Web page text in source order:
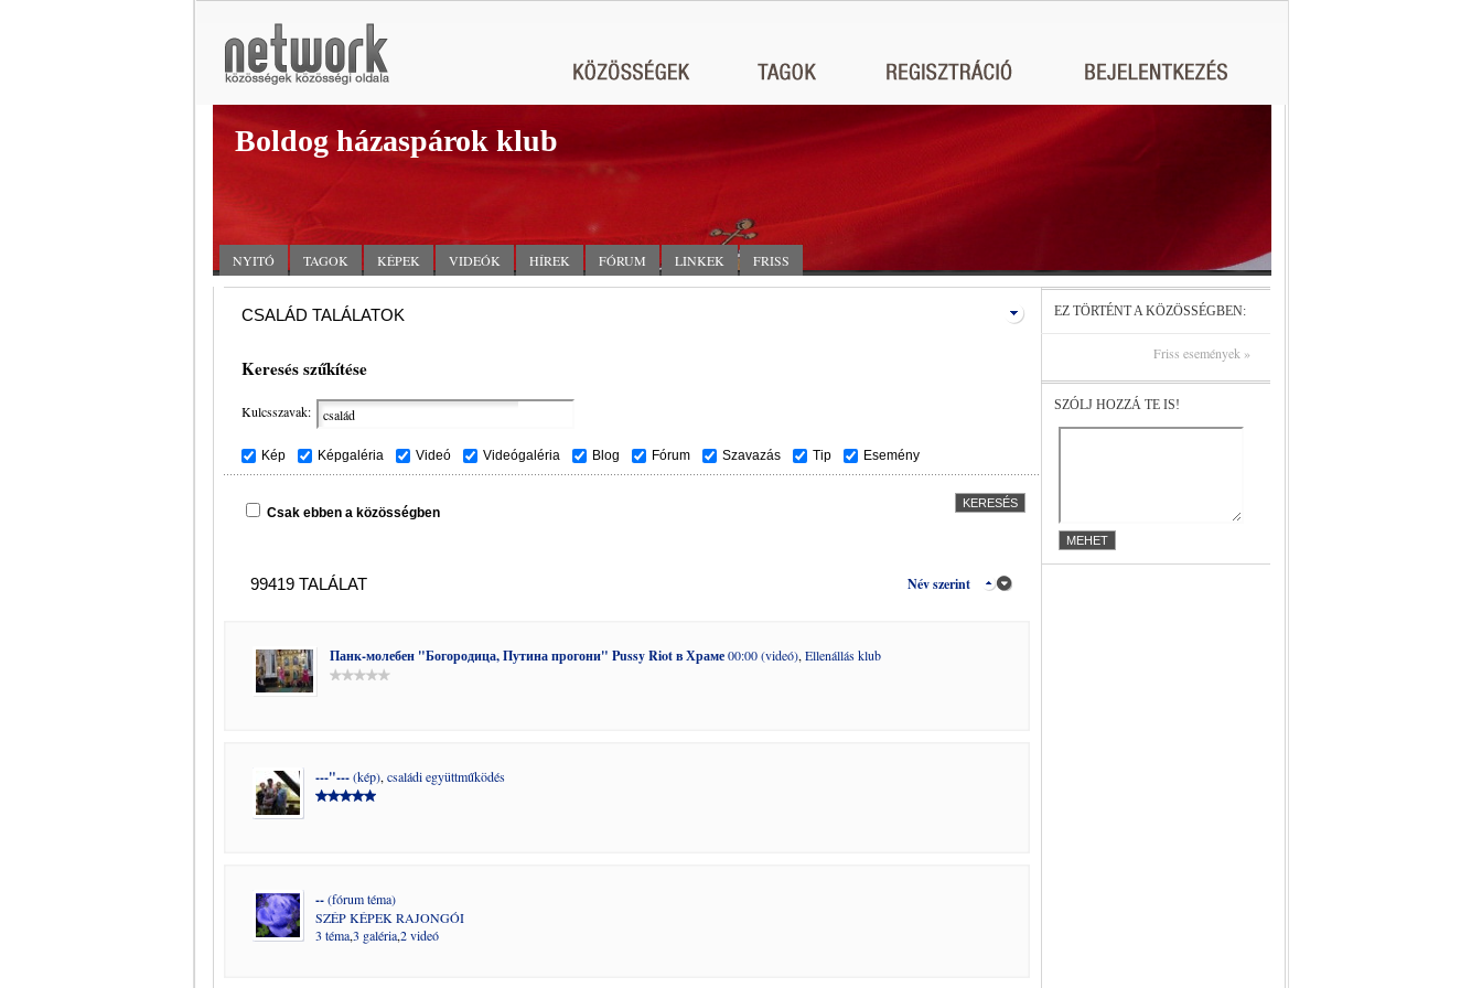
Boldog házaspárok klub
NYITÓ TAGOK KÉPEK VIDEÓK HÍREK FÓRUM LINKEK FRISS
CSALÁD TALÁLATOK
Keresés szűkítése
Kulcsszavak:
Kép Képgaléria Videó Videógaléria Blog Fórum Szavazás Tip Esemény
Csak ebben a közösségben
99419 TALÁLAT Név szerint
Панк-молебен "Богородица, Путина прогони" Pussy Riot в Храме00:00 (videó), Ellenállás klub
---"---(kép), családi együttműködés
--(fórum téma)
SZÉP KÉPEK RAJONGÓI
3 téma,3 galéria,2 videó
EZ TÖRTÉNT A KÖZÖSSÉGBEN:
Friss események »
SZÓLJ HOZZÁ TE IS!